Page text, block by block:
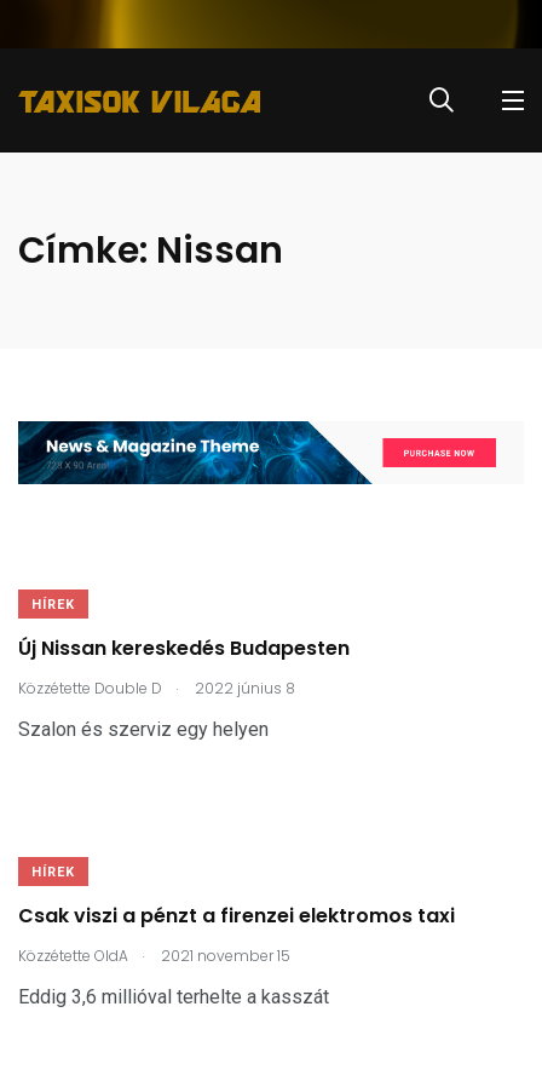
Címke: Nissan
HÍREK
Új Nissan kereskedés Budapesten
Közzétette Double D . 2022 június 8
Szalon és szerviz egy helyen
HÍREK
Csak viszi a pénzt a firenzei elektromos taxi
Közzétette OldA . 2021 november 15
Eddig 3,6 millióval terhelte a kasszát